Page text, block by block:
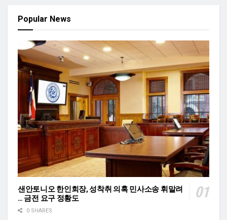
Popular News
샌안토니오 한인회장, 성착취 의혹 민사소송 휘말려
… 금전 요구 정황도
0 SHARES